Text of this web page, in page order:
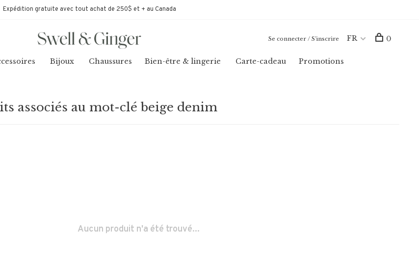
Expédition gratuite avec tout achat de 250$ et + au Canada
Bijoux Chaussures Bien-être & lingerie Carte-cadeau
Promotions
Se connecter / S'inscrire FR 0
associés au mot-clé beige denim
Aucun produit n'a été trouvé...